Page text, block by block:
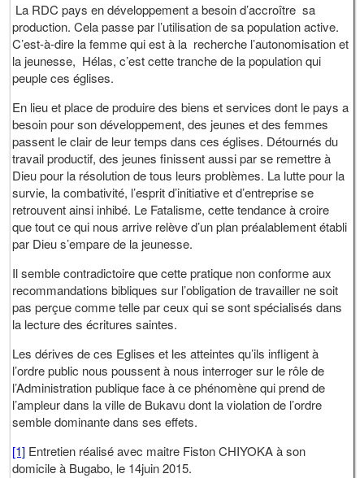
La RDC pays en développement a besoin d’accroître sa
production. Cela passe par l’utilisation de sa population active.
C’est-à-dire la femme qui est à la recherche l’autonomisation et
la jeunesse, Hélas, c’est cette tranche de la population qui
peuple ces églises.
En lieu et place de produire des biens et services dont le pays a
besoin pour son développement, des jeunes et des femmes
passent le clair de leur temps dans ces églises. Détournés du
travail productif, des jeunes finissent aussi par se remettre à
Dieu pour la résolution de tous leurs problèmes. La lutte pour la
survie, la combativité, l’esprit d’initiative et d’entreprise se
retrouvent ainsi inhibé. Le Fatalisme, cette tendance à croire
que tout ce qui nous arrive relève d’un plan préalablement établi
par Dieu s’empare de la jeunesse.
Il semble contradictoire que cette pratique non conforme aux
recommandations bibliques sur l’obligation de travailler ne soit
pas perçue comme telle par ceux qui se sont spécialisés dans
la lecture des écritures saintes.
Les dérives de ces Eglises et les atteintes qu’ils infligent à
l’ordre public nous poussent à nous interroger sur le rôle de
l’Administration publique face à ce phénomène qui prend de
l’ampleur dans la ville de Bukavu dont la violation de l’ordre
semble dominante dans ses effets.
[1] Entretien réalisé avec maitre Fiston CHIYOKA à son
domicile à Bugabo, le 14juin 2015.